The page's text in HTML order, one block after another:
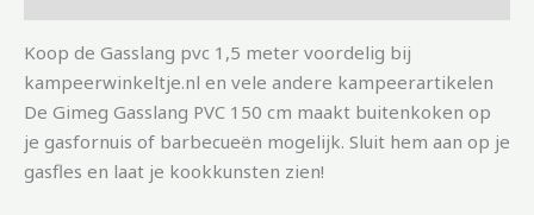
Koop de Gasslang pvc 1,5 meter voordelig bij
kampeerwinkeltje.nl en vele andere kampeerartikelen
De Gimeg Gasslang PVC 150 cm maakt buitenkoken op
je gasfornuis of barbecueën mogelijk. Sluit hem aan op je
gasfles en laat je kookkunsten zien!